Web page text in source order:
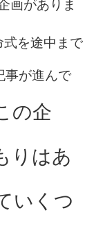
画がありま
式を途中まで
事が進んで
の企
りはあ
いくつ